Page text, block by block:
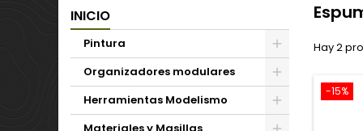
INICIO
Pintura
Organizadores modulares
Herramientas Modelismo
Hay 2
-15%